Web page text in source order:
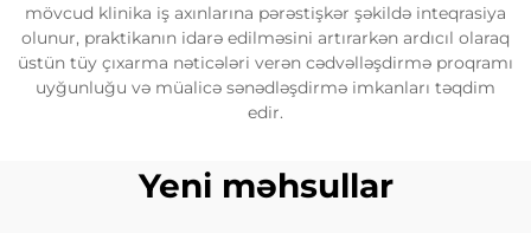
mövcud klinika iş axınlarına pərəstişkər şəkildə inteqrasiya
olunur, praktikanın idarə edilməsini artırarkən ardıcıl olaraq
üstün tüy çıxarma nəticələri verən cədvəlləşdirmə proqramı
uyğunluğu və müalicə sənədləşdirmə imkanları təqdim
edir.
Yeni məhsullar